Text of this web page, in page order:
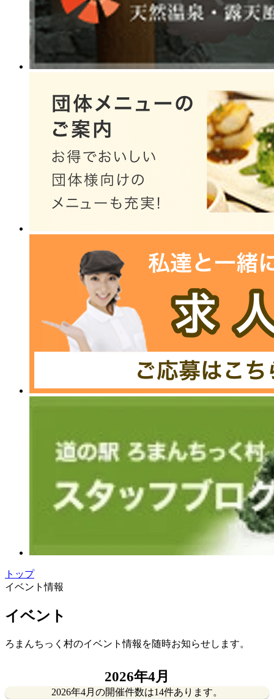
トップ
イベント情報
イベント
ろまんちっく村のイベント情報を随時お知らせします。
2026年4月
2026年4月の開催件数は14件あります。